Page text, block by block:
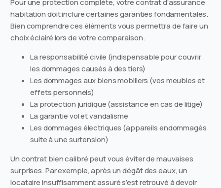
habitation doit inclure certaines garanties fondamentales.
Bien comprendre ces éléments vous permettra de faire un
choix éclairé lors de votre comparaison.
La responsabilité civile (indispensable pour couvrir
les dommages causés à des tiers)
Les dommages aux biens mobiliers (vos meubles et
effets personnels)
La protection juridique (assistance en cas de litige)
La garantie vol et vandalisme
Les dommages électriques (appareils endommagés
suite à une surtension)
Un contrat bien calibré peut vous éviter de mauvaises
surprises. Par exemple, après un dégât des eaux, un
locataire insuffisamment assuré s’est retrouvé à devoir